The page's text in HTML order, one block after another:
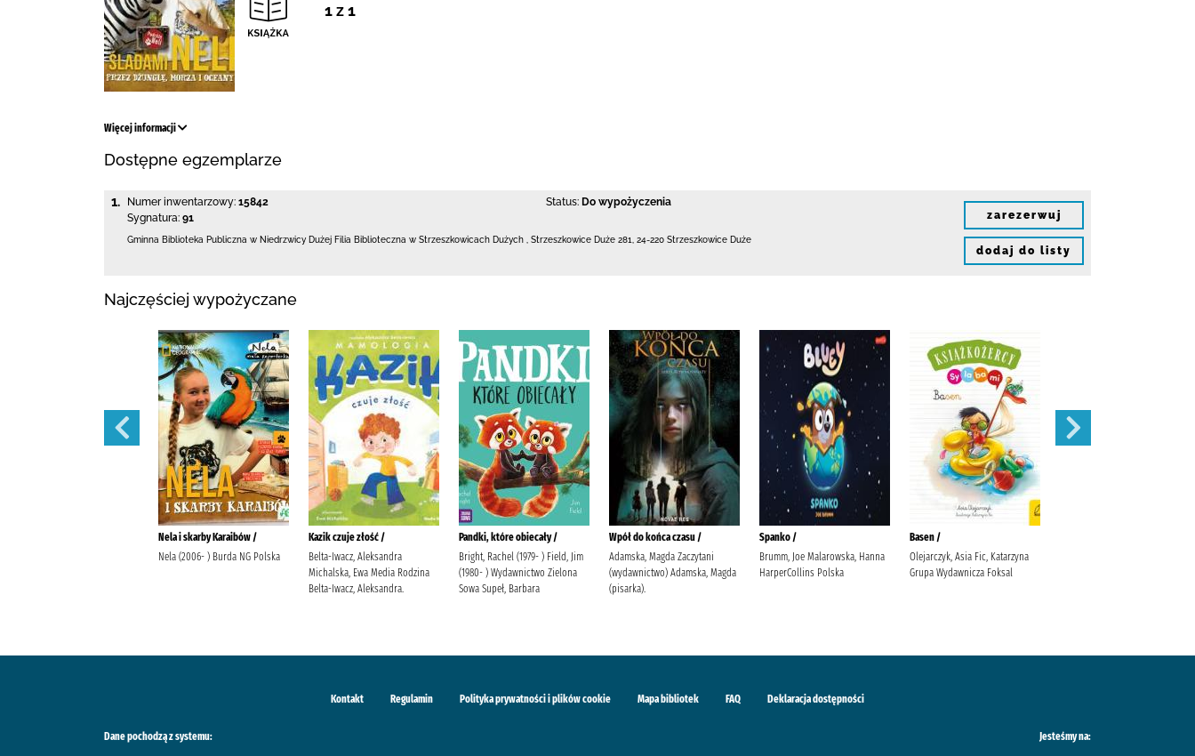
1 z 1
Więcej informacji
Dostępne egzemplarze
1. Numer inwentarzowy: 15842
Sygnatura: 91
Status: Do wypożyczenia
Gminna Biblioteka Publiczna w Niedrzwicy Dużej Filia Biblioteczna w Strzeszkowicach Dużych Strzeszkowice Duże 281 24-220 Strzeszkowice Duże
zarezerwuj
dodaj do listy
Najczęściej wypożyczane
Nela i skarby Karaibów /
Nela (2006- ) Burda NG Polska
Kazik czuje złość /
Belta-Iwacz, Aleksandra
Michalska, Ewa Media Rodzina
Belta-Iwacz, Aleksandra.
Pandki, które obiecały /
Bright, Rachel (1979- ) Field, Jim
(1980- ) Wydawnictwo Zielona
Sowa Supeł, Barbara
Wpół do końca czasu /
Adamska, Magda Zaczytani
(wydawnictwo) Adamska, Magda
(pisarka).
Spanko /
Brumm, Joe Malarowska, Hanna
HarperCollins Polska
Basen /
Olejarczyk, Asia Fic, Katarzyna
Grupa Wydawnicza Foksal
Kontakt Regulamin Polityka prywatności i plików cookie Mapa bibliotek FAQ Deklaracja dostępności
Dane pochodzą z systemu: Jesteśmy na: